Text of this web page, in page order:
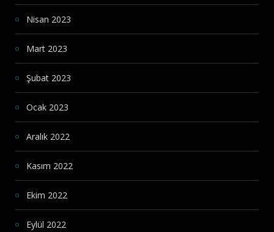
Nisan 2023
Mart 2023
Şubat 2023
Ocak 2023
Aralık 2022
Kasım 2022
Ekim 2022
Eylül 2022